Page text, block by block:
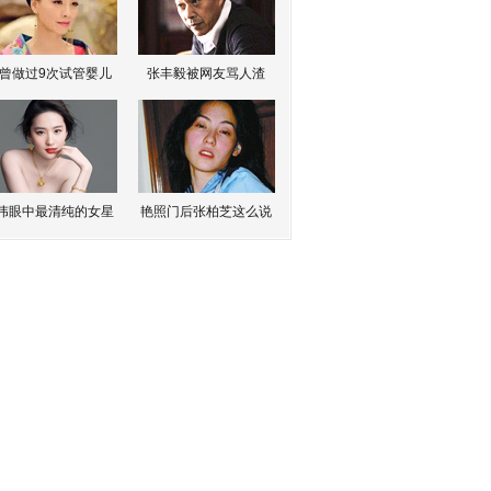
做过9次试管婴儿 张丰毅被网友骂人渣
眼中最清纯的女星 艳照门后张柏芝这么说